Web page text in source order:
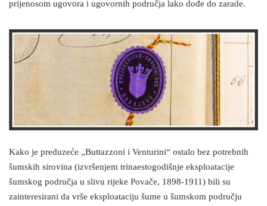
prijenosom ugovora i ugovornih područja lako dođe do zarade.
Kako je preduzeće „Buttazzoni i Venturini“ ostalo bez potrebnih
šumskih sirovina (izvršenjem trinaestogodišnje eksploatacije
šumskog područja u slivu rijeke Povače, 1898-1911) bili su
zainteresirani da vrše eksploataciju šume u šumskom području